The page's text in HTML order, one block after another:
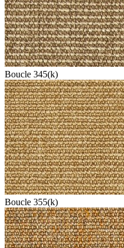
Boucle 345(k)
Boucle 355(k)